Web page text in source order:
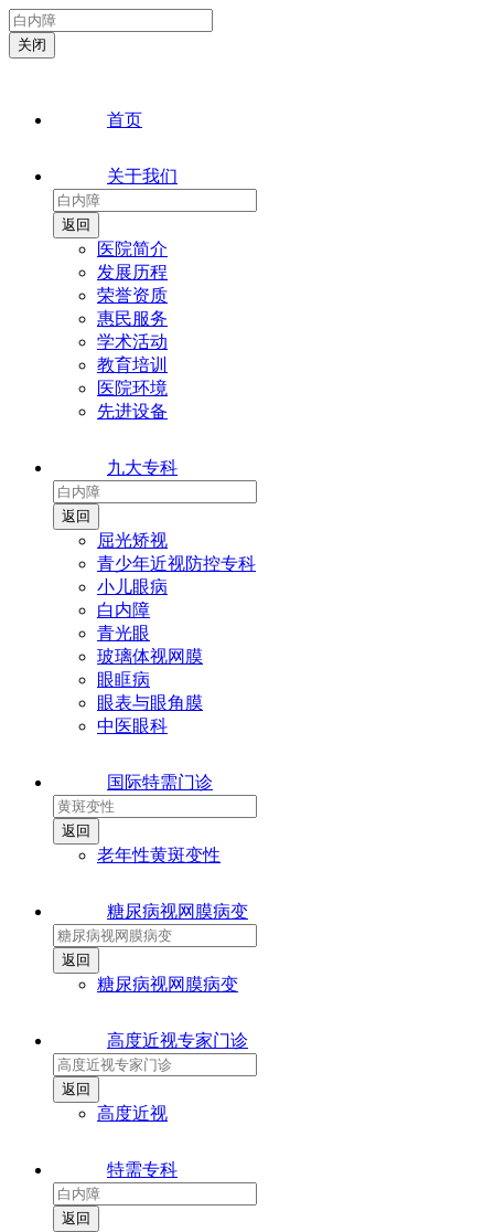
首页
关于我们
医院简介
发展历程
荣誉资质
惠民服务
学术活动
教育培训
医院环境
先进设备
九大专科
屈光矫视
青少年近视防控专科
小儿眼病
白内障
青光眼
玻璃体视网膜
眼眶病
眼表与眼角膜
中医眼科
国际特需门诊
老年性黄斑变性
糖尿病视网膜病变
糖尿病视网膜病变
高度近视专家门诊
高度近视
特需专科